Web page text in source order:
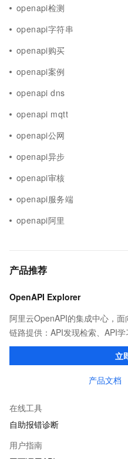
openapi检测
openapi字符串
openapi购买
openapi案例
openapi dns
openapi mqtt
openapi公网
openapi异步
openapi审核
openapi服务端
openapi阿里
产品推荐
OpenAPI Explorer
阿里云OpenAPI的集成中心，
链路提供：API发现检索、API
等能力，帮助用户更高效的集成
立
产品文档
在线工具
自助报错诊断
用户指南